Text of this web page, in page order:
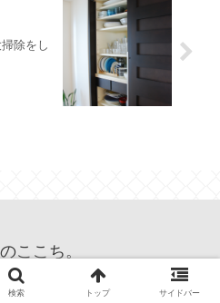
除をし
ここち。
家のここち。.
検索 トップ サイドバー